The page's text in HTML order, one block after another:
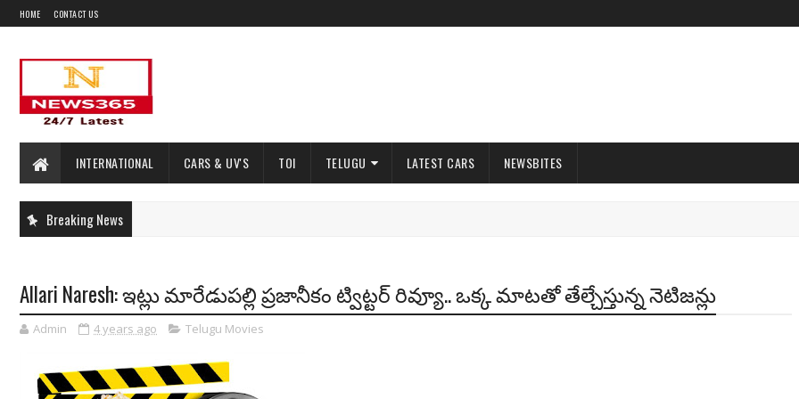
HOME CONTACT US
INTERNATIONAL CARS & UV'S TOI TELUGU LATEST CARS NEWSBITES
Breaking News
Allari Naresh: ఇట్లు మారేడుపల్లి ప్రజానీకం ట్విట్టర్ రివ్యూ.. ఒక్క మాటతో తేల్చేస్తున్న నెటిజన్లు
Admin 4 years ago Telugu Movies